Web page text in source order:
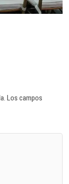
Los campos